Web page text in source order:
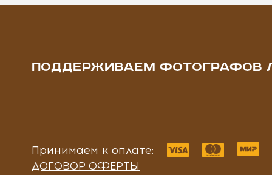
ПОДДЕРЖИВАЕМ ФОТОГРАФОВ
Принимаем к оплате:
ДОГОВОР ОФЕРТЫ